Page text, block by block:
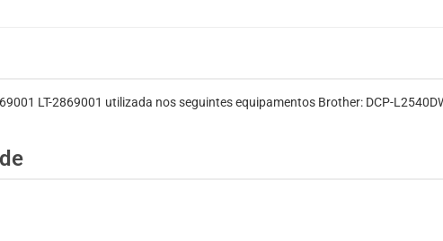
LT-2869001 utilizada nos seguintes equipamentos Brother: DCP-